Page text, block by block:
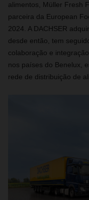
alimentos, Müller Fresh
parceira da European
2024. A DACHSER
desde então, tem
colaboração e
nos países do Benelux,
rede de distribuição de